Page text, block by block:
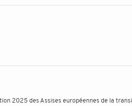
2025 des Assises européennes de la